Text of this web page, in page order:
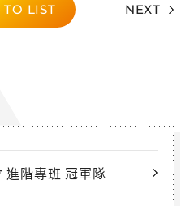
TO LIST NEXT
進階專班 冠軍隊